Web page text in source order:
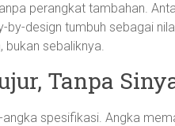
perangkat tambahan.
design tumbuh sebagai
bukan sebaliknya.
Tanpa
spesifikasi. Angka